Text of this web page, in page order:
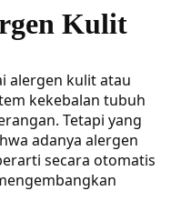
Kulit
alergen kulit atau
kekebalan tubuh
Tetapi yang
adanya alergen
secara otomatis